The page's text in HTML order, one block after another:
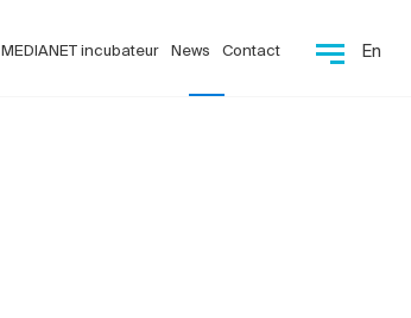
MEDIANET incubateur News Contact En